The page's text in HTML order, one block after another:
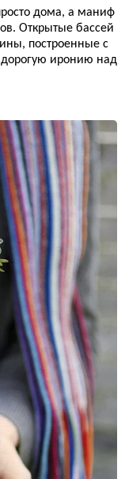
дома, а маниф
Открытые бассей
построенные с
дорогую иронию над